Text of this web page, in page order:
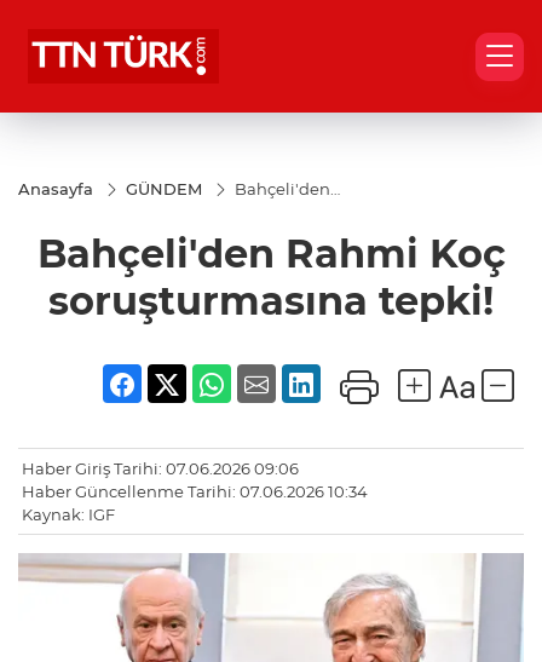
Anasayfa GÜNDEM
Bahçeli'den
tepki!
Bahçeli'den Rahmi Koç
soruşturmasına tepki!
Haber Giriş Tarihi: 07.06.2026 09:06
Haber Güncellenme Tarihi: 07.06.2026 10:34
Kaynak: IGF